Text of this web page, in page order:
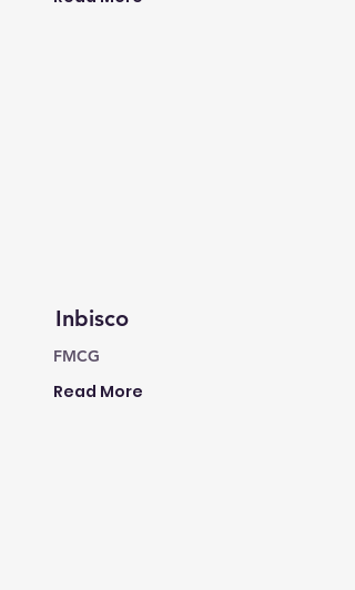
Inbisco
FMCG
Read More